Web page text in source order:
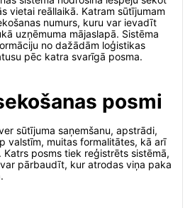
vietai reāllaikā. Katram sūtījumam
numurs, kuru var ievadīt
uzņēmuma mājaslapā. Sistēma
no dažādām loģistikas
pēc katra svarīgā posma.
posmi
sūtījuma saņemšanu, apstrādi,
valstīm, muitas formalitātes, kā arī
posms tiek reģistrēts sistēmā,
pārbaudīt, kur atrodas viņa paka